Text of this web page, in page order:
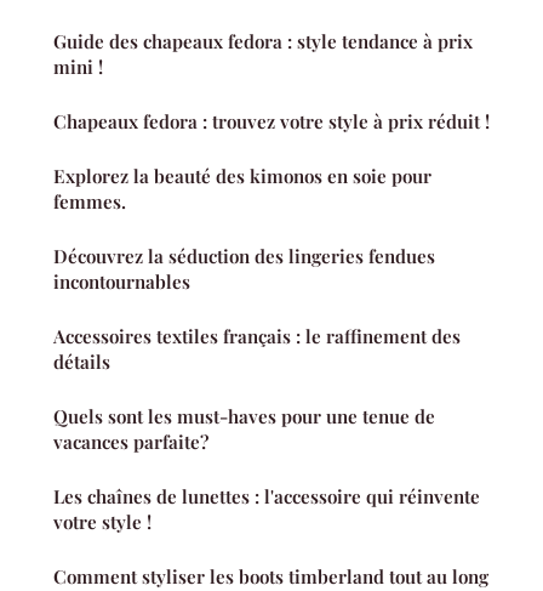
Guide des chapeaux fedora : style tendance à prix
mini !
Chapeaux fedora : trouvez votre style à prix réduit !
Explorez la beauté des kimonos en soie pour
femmes.
Découvrez la séduction des lingeries fendues
incontournables
Accessoires textiles français : le raffinement des
détails
Quels sont les must-haves pour une tenue de
vacances parfaite?
Les chaînes de lunettes : l'accessoire qui réinvente
votre style !
Comment styliser les boots timberland tout au long